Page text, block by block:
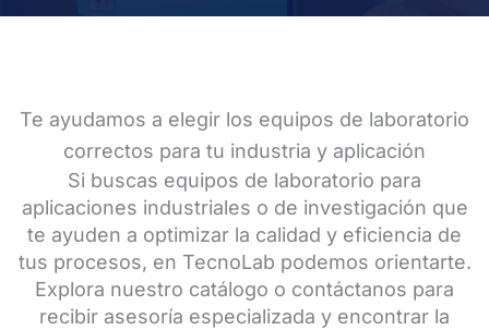
Te ayudamos a elegir los equipos de laboratorio
correctos para tu industria y aplicación
Si buscas equipos de laboratorio para
aplicaciones industriales o de investigación que
te ayuden a optimizar la calidad y eficiencia de
tus procesos, en TecnoLab podemos orientarte.
Explora nuestro catálogo o contáctanos para
recibir asesoría especializada y encontrar la